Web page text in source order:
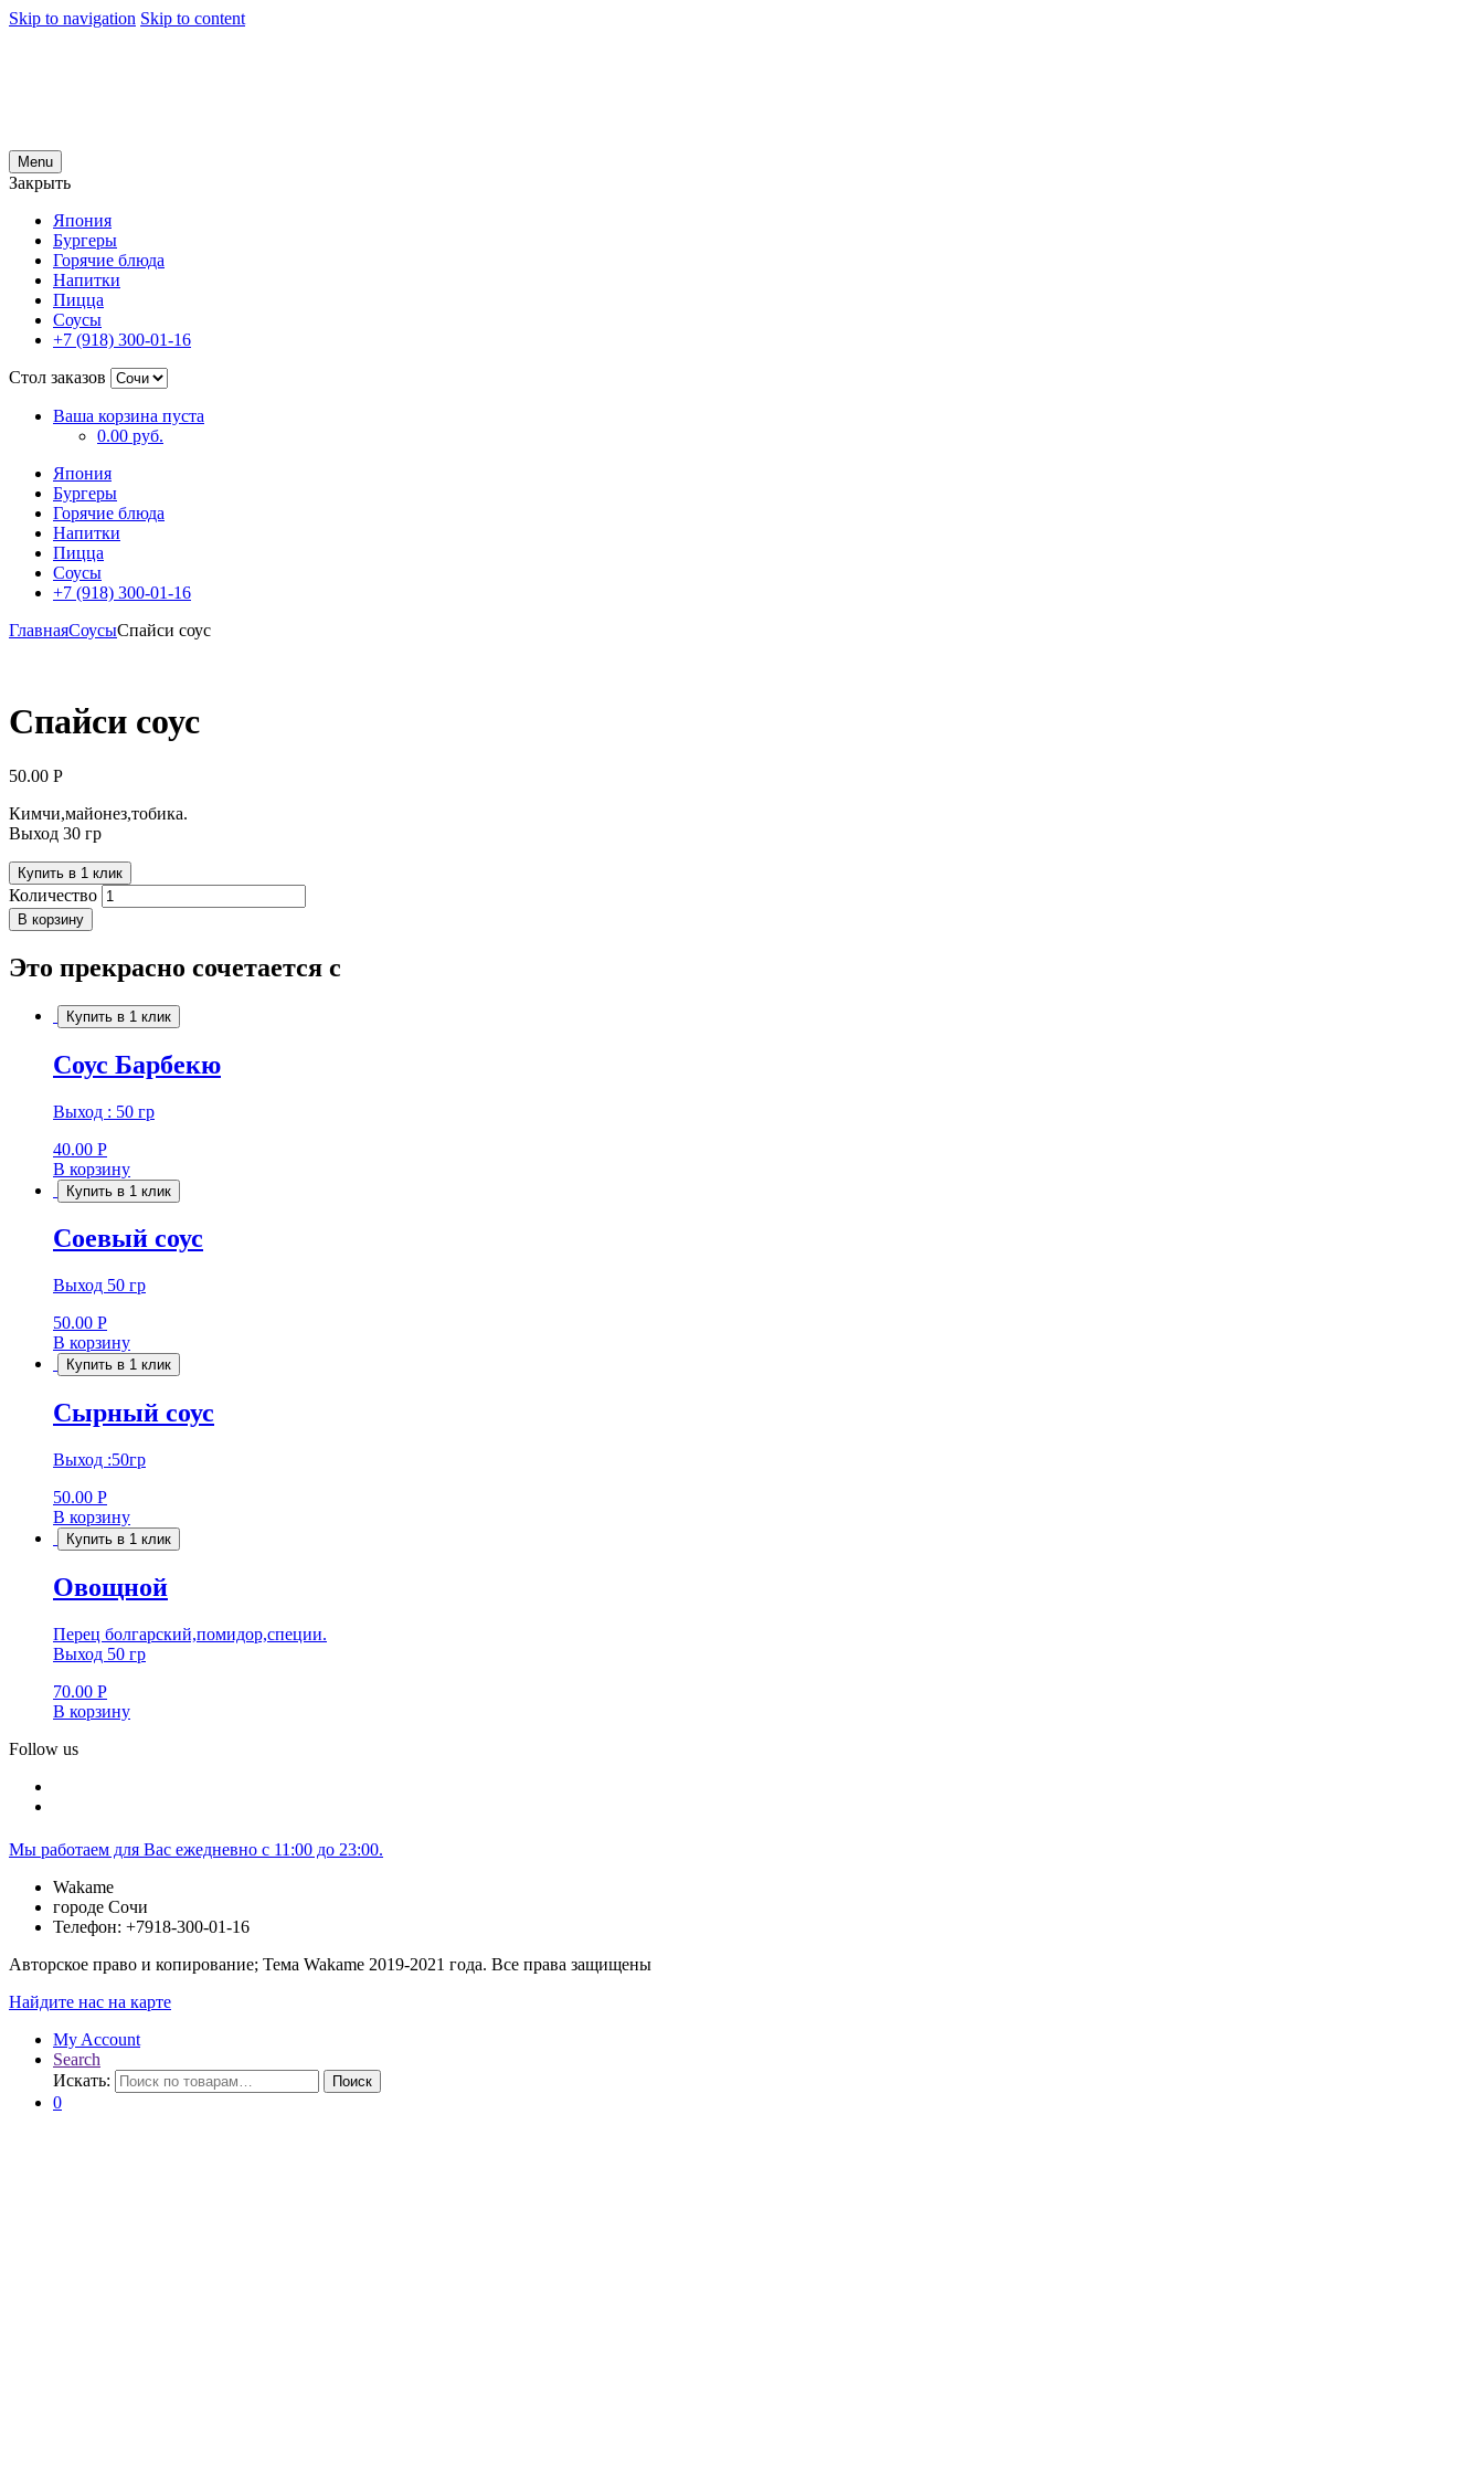
Skip to navigation Skip to content
Menu
Закрыть
Япония
Бургеры
Горячие блюда
Напитки
Пицца
Соусы
+7 (918) 300-01-16
Стол заказов
Ваша корзина пуста
0.00 руб.
Япония
Бургеры
Горячие блюда
Напитки
Пицца
Соусы
+7 (918) 300-01-16
ГлавнаяСоусыСпайси соус
Спайси соус
50.00 Р
Кимчи,майонез,тобика.
Выход 30 гр
Купить в 1 клик
Количество
В корзину
Это прекрасно сочетается с
Купить в 1 клик
Соус Барбекю
Выход : 50 гр
40.00 Р
В корзину
Купить в 1 клик
Соевый соус
Выход 50 гр
50.00 Р
В корзину
Купить в 1 клик
Сырный соус
Выход :50гр
50.00 Р
В корзину
Купить в 1 клик
Овощной
Перец болгарский,помидор,специи.
Выход 50 гр
70.00 Р
В корзину
Follow us
Мы работаем для Вас ежедневно с 11:00 до 23:00.
Wakame
городе Сочи
Телефон: +7918-300-01-16
Авторское право и копирование; Тема Wakame 2019-2021 года. Все права защищены
Найдите нас на карте
My Account
Search
Искать:
Поиск
0